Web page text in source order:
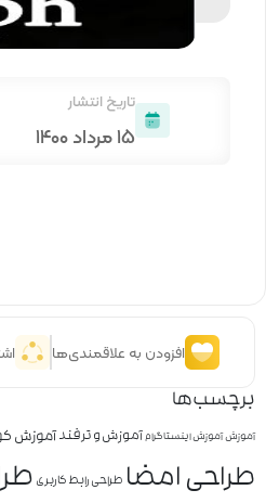
تاریخ انتشار
۱۵ مرداد ۱۴۰۰
افزودن به علاقمندی‌ها
برچسب‌ها
آموزشآموزش اینستاگرامآموزش و ترفندآموزش
طراحی امضا طراحی رابط کاربری